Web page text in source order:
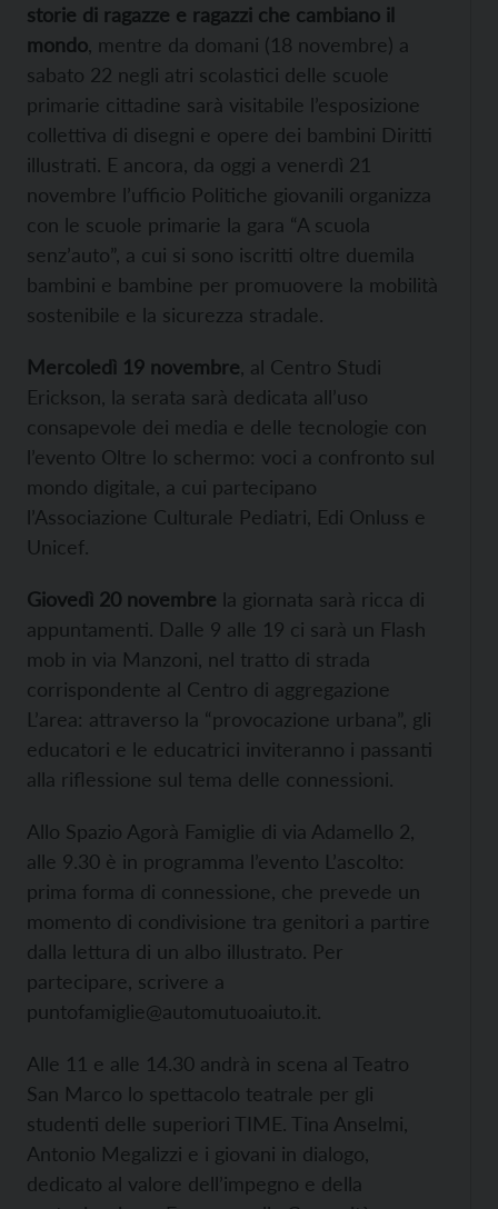
storie di ragazze e ragazzi che cambiano il
mondo , mentre da domani (18 novembre) a
sabato 22 negli atri scolastici delle scuole
primarie cittadine sarà visitabile l’esposizione
collettiva di disegni e opere dei bambini Diritti
illustrati. E ancora, da oggi a venerdì 21
novembre l’ufficio Politiche giovanili organizza
con le scuole primarie la gara “A scuola
senz’auto”, a cui si sono iscritti oltre duemila
bambini e bambine per promuovere la mobilità
sostenibile e la sicurezza stradale.
Mercoledì 19 novembre , al Centro Studi
Erickson, la serata sarà dedicata all’uso
consapevole dei media e delle tecnologie con
l’evento Oltre lo schermo: voci a confronto sul
mondo digitale, a cui partecipano
l’Associazione Culturale Pediatri, Edi Onluss e
Unicef.
Giovedì 20 novembre la giornata sarà ricca di
appuntamenti. Dalle 9 alle 19 ci sarà un Flash
mob in via Manzoni, nel tratto di strada
corrispondente al Centro di aggregazione
L’area: attraverso la “provocazione urbana”, gli
educatori e le educatrici inviteranno i passanti
alla riflessione sul tema delle connessioni.
Allo Spazio Agorà Famiglie di via Adamello 2,
alle 9.30 è in programma l’evento L’ascolto:
prima forma di connessione, che prevede un
momento di condivisione tra genitori a partire
dalla lettura di un albo illustrato. Per
partecipare, scrivere a
puntofamiglie@automutuoaiuto.it.
Alle 11 e alle 14.30 andrà in scena al Teatro
San Marco lo spettacolo teatrale per gli
studenti delle superiori TIME. Tina Anselmi,
Antonio Megalizzi e i giovani in dialogo,
dedicato al valore dell’impegno e della